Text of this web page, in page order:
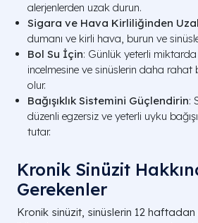
alerjenlerden uzak durun.
Sigara ve Hava Kirliliğinden
dumanı ve kirli hava, burun ve
Bol Su İçin: Günlük yeterli
incelmesine ve sinüslerin daha rahat
olur.
Bağışıklık Sistemini Güçlendirin:
düzenli egzersiz ve yeterli uyku
tutar.
Kronik Sinüzit
Gerekenler
Kronik sinüzit, sinüslerin 12 haftadan